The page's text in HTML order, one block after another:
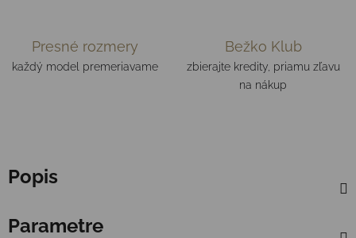
Presné rozmery
každý model premeriavame
Bežko Klub
zbierajte kredity, priamu zľavu
na nákup
Popis
Parametre